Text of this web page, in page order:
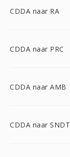
CDDA naar RA
CDDA naar PRC
CDDA naar AMB
CDDA naar SNDT